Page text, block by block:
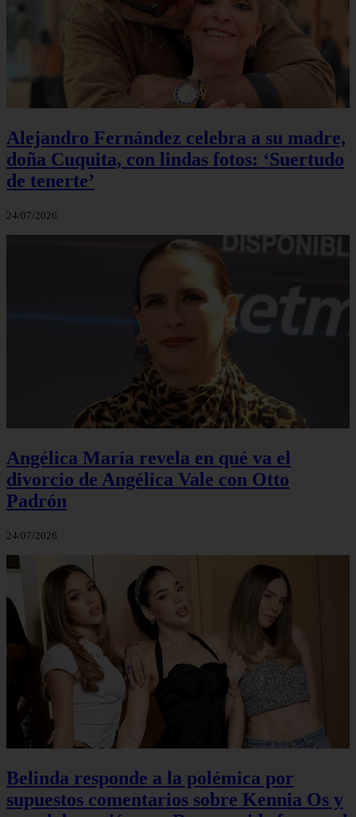
Alejandro Fernández celebra a su madre,
doña Cuquita, con lindas fotos: ‘Suertudo
de tenerte’
24/07/2026
Angélica María revela en qué va el
divorcio de Angélica Vale con Otto
Padrón
24/07/2026
Belinda responde a la polémica por
supuestos comentarios sobre Kennia Os y